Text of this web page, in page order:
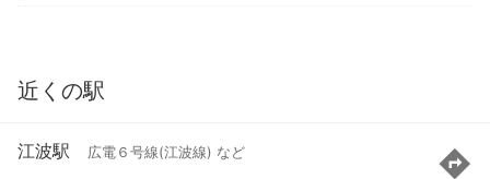
近くの駅
江波駅 広電６号線(江波線) など